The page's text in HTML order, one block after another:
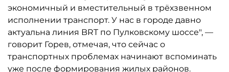
экономичный и вместительный в трёхзвенном
исполнении транспорт. У нас в городе давно
актуальна линия BRT по Пулковскому шоссе", —
говорит Горев, отмечая, что сейчас о
транспортных проблемах начинают вспоминать
уже после формирования жилых районов.